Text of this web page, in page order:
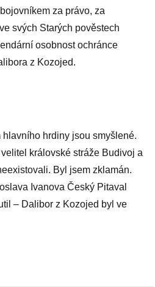
za právo, za
svých Starých pověstech
osobnost ochránce
z Kozojed.
hrdiny jsou smyšlené.
královské stráže Budivoj a
Byl jsem zklamán.
Ivanova Český Pitaval
– Dalibor z Kozojed byl ve